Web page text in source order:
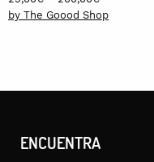
range:
by The Goood Shop
ENCUENTRA